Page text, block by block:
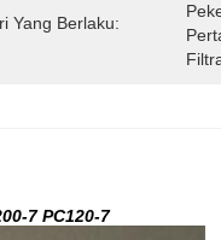
Yang Berlaku:
7 PC120-7